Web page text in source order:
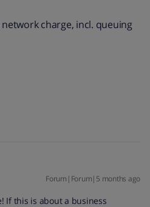
charge, incl. queuing
Forum|Forum|5 months ago
If this is about a business